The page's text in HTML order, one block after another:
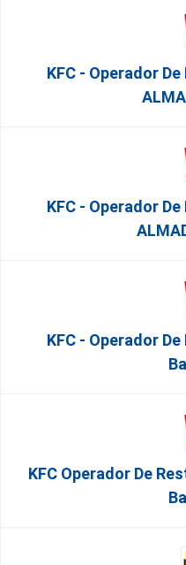
KFC - Operador
KFC - Operador
KFC - Operador
KFC Operador De